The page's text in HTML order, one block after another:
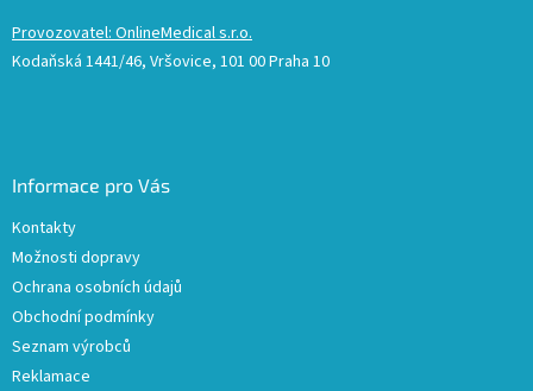
Provozovatel: OnlineMedical s.r.o.
Kodaňská 1441/46, Vršovice, 101 00 Praha 10
Informace pro Vás
Kontakty
Možnosti dopravy
Ochrana osobních údajů
Obchodní podmínky
Seznam výrobců
Reklamace